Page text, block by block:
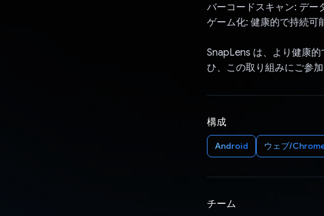
バーコードスキャン: デー
ゲーム化: 健康的で持続可
SnapLens は、より健康
ひ、この取り組みにご参加
構成
Android ウェブ/
チーム